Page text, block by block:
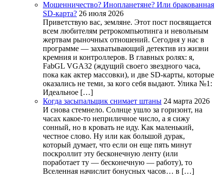
Мошенничество? Инопланетяне? Или бракованная
SD-карта? 26 июля 2026
Приветствую вас, земляне. Этот пост посвящается
всем любителям ретрокомпьютинга и невольным
жертвам рыночных отношений. Сегодня у нас в
программе — захватывающий детектив из жизни
кремния и контроллеров. В главных ролях: я,
FabGL VGA32 (ждущий своего звездного часа,
пока как актер массовки), и две SD-карты, которые
оказались не теми, за кого себя выдают. Улика №1:
Идеальное […]
Когда засыпальщик снимает штаны 24 марта 2026
И снова стемнело. Солнце ушло за горизонт, на
часах какое-то неприличное число, а я сижу
сонный, но в кровать не иду. Как маленький,
честное слово. Ну или как большой дурак,
который думает, что если он еще пять минут
поскроллит эту бесконечную ленту (или
поработает ту — бесконечную — работу), то
Вселенная начислит бонусных часов… в […]